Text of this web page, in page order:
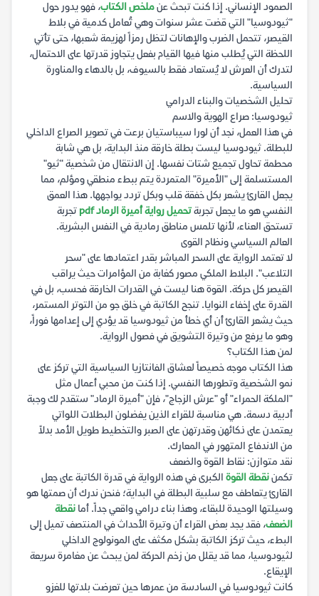
الصمود الإنساني. إذا كنت تبحث عنملخص الكتاب، فهو يدور حول
"ثيودوسيا" التي قضت عشر سنوات وهي تُعامل كدمية في بلاط
القيصر، تتحمل الضرب والإهانات لتظل رمزاً لهزيمة شعبها، حتى تأتي
اللحظة التي يُطلب منها فيها القيام بفعل يتجاوز قدرتها على الاحتمال،
لتدرك أن العرش لا يُستعاد فقط بالسيوف، بل بالدهاء والمناورة
السياسية.
تحليل الشخصيات والبناء الدرامي
ثيودوسيا: صراع الهوية والاسم
في هذا العمل، نجد أن لورا سيباستيان برعت في تصوير الصراع الداخلي
للبطلة. ثيودوسيا ليست بطلة خارقة منذ البداية، بل هي شابة
محطمة تحاول تجميع شتات نفسها. إن الانتقال من شخصية "ثيو"
المستسلمة إلى "الأميرة" المتمردة يتم ببطء منطقي ومؤلم، مما
يجعل القارئ يشعر بكل خفقة قلب وبكل تردد يواجهها. هذا العمق
النفسي هو ما يجعل تجربةتحميل رواية أميرة الرماد pdf
تجربة
تستحق العناء، لأنها تلمس مناطق رمادية في النفس البشرية.
العالم السياسي ونظام القوى
لا تعتمد الرواية على السحر المباشر بقدر اعتمادها على "سحر
التلاعب". البلاط الملكي مصور كغابة من المؤامرات حيث يراقب
القيصر كل حركة. القوة هنا ليست في القدرات الخارقة فحسب، بل في
القدرة على إخفاء النوايا. تنجح الكاتبة في خلق جو من التوتر المستمر،
حيث يشعر القارئ أن أي خطأ من ثيودوسيا قد يؤدي إلى إعدامها فوراً،
وهو ما يرفع من وتيرة التشويق في فصول الرواية.
لمن هذا الكتاب؟
هذا الكتاب موجه خصيصاً لعشاق الفانتازيا السياسية التي تركز على
نمو الشخصية وتطورها النفسي. إذا كنت من محبي أعمال مثل
"الملكة الحمراء" أو "عرش الزجاج"، فإن "أميرة الرماد" ستقدم لك وجبة
أدبية دسمة. هي مناسبة للقراء الذين يفضلون البطلات اللواتي
يعتمدن على ذكائهن وقدرتهن على الصبر والتخطيط طويل الأمد بدلاً
من الاندفاع المتهور في المعارك.
نقد متوازن: نقاط القوة والضعف
تكمننقطة القوة الكبرى في هذه الرواية في قدرة الكاتبة على جعل
القارئ يتعاطف مع سلبية البطلة في البداية؛ فنحن ندرك أن صمتها هو
وسيلتها الوحيدة للبقاء، وهذا بناء درامي واقعي جداً. أما نقطة
الضعف، فقد يجد بعض القراء أن وتيرة الأحداث في المنتصف تميل إلى
البطء، حيث تركز الكاتبة بشكل مكثف على المونولوج الداخلي
لثيودوسيا، مما قد يقلل من زخم الحركة لمن يبحث عن مغامرة سريعة
الإيقاع.
كانت ثيودوسيا في السادسة من عمرها حين تعرضت بلدتها للغزو